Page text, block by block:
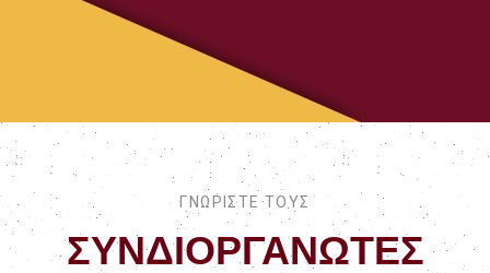
ΓΝΩΡΙΣΤΕ ΤΟΥΣ
ΣΥΝΔΙΟΡΓΑΝΩΤΕΣ